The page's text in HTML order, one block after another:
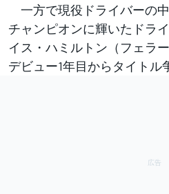
一方で現役ドライバーの
チャンピオンに輝いたドラ
イス・ハミルトン（フェラ
デビュー1年目からタイトル